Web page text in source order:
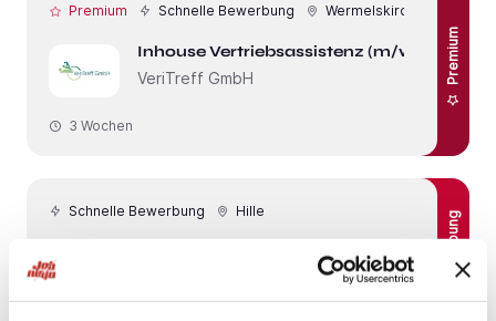
Premium Schnelle Bewerbung Wermelskirchen
Inhouse Vertriebsassistenz (m/w/d)
VeriTreff GmbH
Premium
3 Wochen
Schnelle Bewerbung Hille
Vertriebsassistent (m/w/d)
pd Personaldienst GmbH & Co. KG -
Schnelle Bewerbung